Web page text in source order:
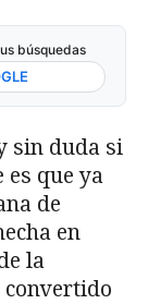
búsquedas
sin duda si
es que ya
de
en
la
convertido